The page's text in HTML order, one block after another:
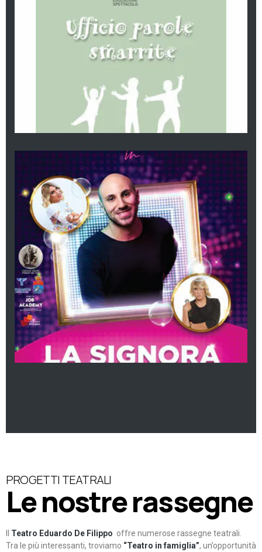
PROGETTI TEATRALI
Le nostre rassegne
Teatro Eduardo De Filippo offre numerose rassegne teatrali.
Tra le più interessanti, troviamo “Teatro in famiglia”, un’opportunità